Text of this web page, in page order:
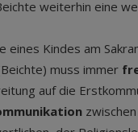
weiterhin eine
eines Kindes am
muss immer
auf die